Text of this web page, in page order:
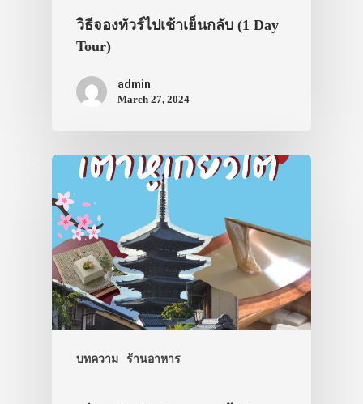
วิธีจองทัวร์ไปเช้าเย็นกลับ (1 Day
Tour)
admin
March 27, 2024
บทความ ร้านอาหาร